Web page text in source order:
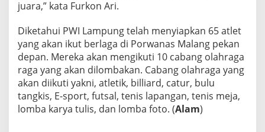
juara,” kata Furkon Ari.
Diketahui PWI Lampung telah menyiapkan 65 atlet
yang akan ikut berlaga di Porwanas Malang pekan
depan. Mereka akan mengikuti 10 cabang olahraga
raga yang akan dilombakan. Cabang olahraga yang
akan diikuti yakni, atletik, billiard, catur, bulu
tangkis, E-sport, futsal, tenis lapangan, tenis meja,
lomba karya tulis, dan lomba foto. (Alam)